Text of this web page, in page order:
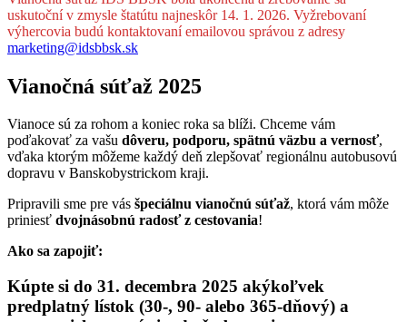
uskutoční v zmysle štatútu najneskôr 14. 1. 2026. Vyžrebovaní
výhercovia budú kontaktovaní emailovou správou z adresy
marketing@idsbbsk.sk
Vianočná súťaž 2025
Vianoce sú za rohom a koniec roka sa blíži. Chceme vám
poďakovať za vašu dôveru, podporu, spätnú väzbu a vernosť,
vďaka ktorým môžeme každý deň zlepšovať regionálnu autobusovú
dopravu v Banskobystrickom kraji.
Pripravili sme pre vás špeciálnu vianočnú súťaž, ktorá vám môže
priniesť dvojnásobnú radosťz cestovania!
Ako sa zapojiť:
Kúpte si do 31. decembra 2025 akýkoľvek
predplatný lístok (30-, 90- alebo 365-dňový) a